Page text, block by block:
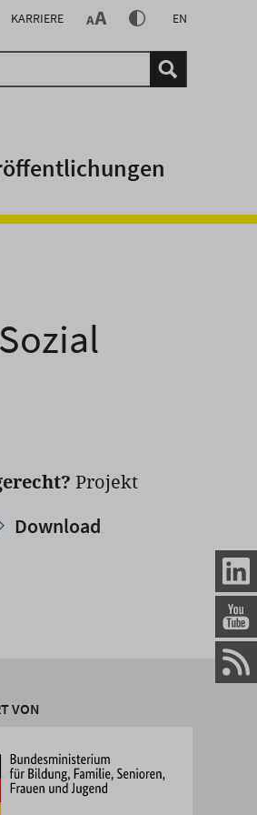
KARRIERE EN
Projekt
Download
VON